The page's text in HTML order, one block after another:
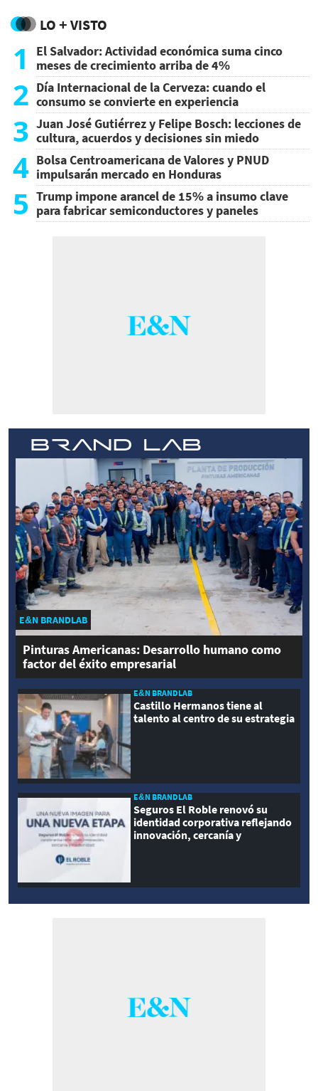
LO + VISTO
1
El Salvador: Actividad económica suma cinco
meses de crecimiento arriba de 4%
2 Día Internacional de la Cerveza: cuando el
consumo se convierte en experiencia
3 Juan José Gutiérrez y Felipe Bosch: lecciones de
cultura, acuerdos y decisiones sin miedo
4 Bolsa Centroamericana de Valores y PNUD
impulsarán mercado en Honduras
5 Trump impone arancel de 15% a insumo clave
para fabricar semiconductores y paneles
E&N BRANDLAB
Pinturas Americanas: Desarrollo humano como
factor del éxito empresarial
E&N BRANDLAB
Castillo Hermanos tiene al
talento al centro de su estrategia
E&N BRANDLAB
Seguros El Roble renovó su
identidad corporativa reflejando
innovación, cercanía y